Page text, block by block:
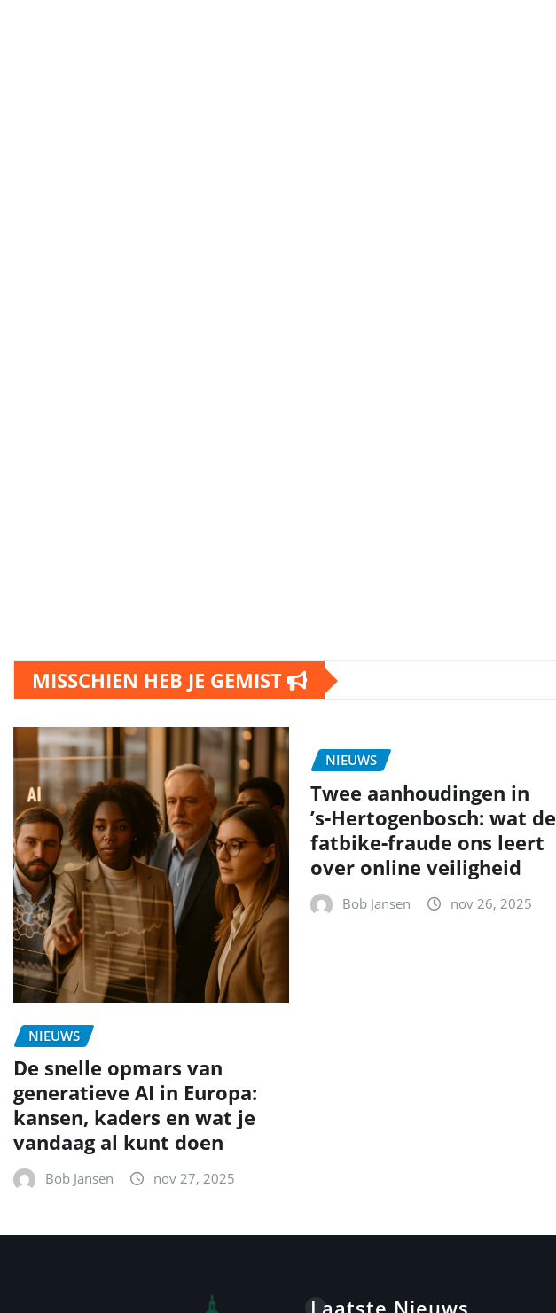
MISSCHIEN HEB JE GEMIST
NIEUWS
De snelle opmars van
generatieve AI in Europa:
kansen, kaders en wat je
vandaag al kunt doen
Bob Jansen nov 27, 2025
NIEUWS
Twee aanhoudingen in
’s‑Hertogenbosch: wat de
fatbike‑fraude ons leert
over online veiligheid
Bob Jansen nov 26, 2025